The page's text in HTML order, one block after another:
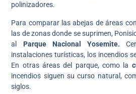
polinizadores.
Para comparar las abejas de áreas
las de zonas donde se suprimen,
al Parque Nacional Yosemite.
instalaciones turísticas, los incendios
En otras áreas del parque, como la
incendios siguen su curso natural,
siglos.